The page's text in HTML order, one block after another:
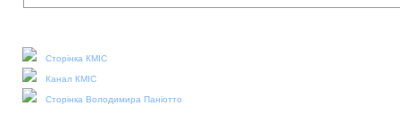
Сторінка КМІС
Канал КМІС
Сторінка Володимира Паніотто